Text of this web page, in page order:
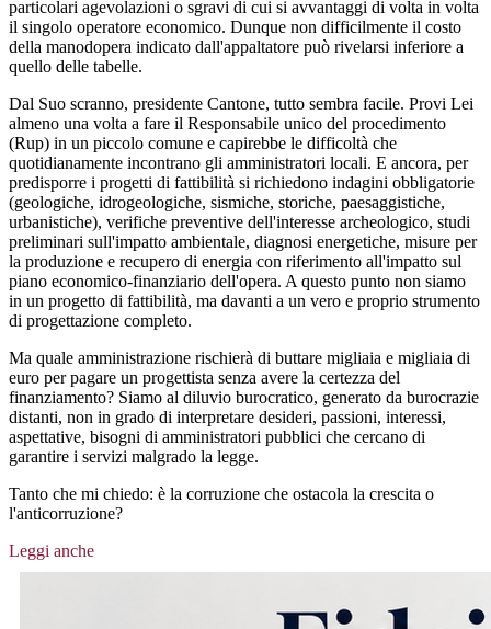
particolari agevolazioni o sgravi di cui si avvantaggi di volta in volta
il singolo operatore economico. Dunque non difficilmente il costo
della manodopera indicato dall'appaltatore può rivelarsi inferiore a
quello delle tabelle.
Dal Suo scranno, presidente Cantone, tutto sembra facile. Provi Lei
almeno una volta a fare il Responsabile unico del procedimento
(Rup) in un piccolo comune e capirebbe le difficoltà che
quotidianamente incontrano gli amministratori locali. E ancora, per
predisporre i progetti di fattibilità si richiedono indagini obbligatorie
(geologiche, idrogeologiche, sismiche, storiche, paesaggistiche,
urbanistiche), verifiche preventive dell'interesse archeologico, studi
preliminari sull'impatto ambientale, diagnosi energetiche, misure per
la produzione e recupero di energia con riferimento all'impatto sul
piano economico-finanziario dell'opera. A questo punto non siamo
in un progetto di fattibilità, ma davanti a un vero e proprio strumento
di progettazione completo.
Ma quale amministrazione rischierà di buttare migliaia e migliaia di
euro per pagare un progettista senza avere la certezza del
finanziamento? Siamo al diluvio burocratico, generato da burocrazie
distanti, non in grado di interpretare desideri, passioni, interessi,
aspettative, bisogni di amministratori pubblici che cercano di
garantire i servizi malgrado la legge.
Tanto che mi chiedo: è la corruzione che ostacola la crescita o
l'anticorruzione?
Leggi anche